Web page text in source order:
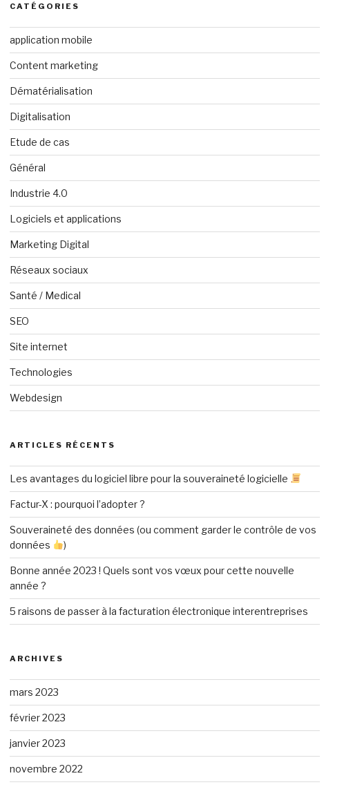
CATÉGORIES
application mobile
Content marketing
Dématérialisation
Digitalisation
Etude de cas
Général
Industrie 4.0
Logiciels et applications
Marketing Digital
Réseaux sociaux
Santé / Medical
SEO
Site internet
Technologies
Webdesign
ARTICLES RÉCENTS
Les avantages du logiciel libre pour la souveraineté logicielle
Factur-X : pourquoi l’adopter ?
Souveraineté des données (ou comment garder le contrôle de vos
données
)
Bonne année 2023 ! Quels sont vos vœux pour cette nouvelle
année ?
5 raisons de passer à la facturation électronique interentreprises
ARCHIVES
mars 2023
février 2023
janvier 2023
novembre 2022